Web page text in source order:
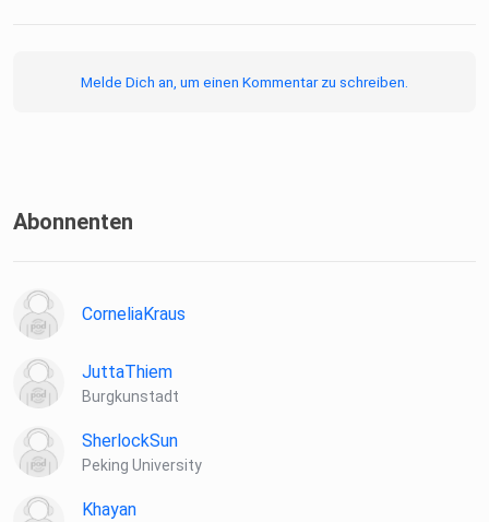
Melde Dich an, um einen Kommentar zu schreiben.
Abonnenten
CorneliaKraus
JuttaThiem
Burgkunstadt
SherlockSun
Peking University
Khayan